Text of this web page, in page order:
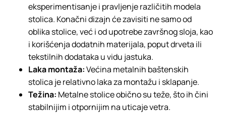
eksperimentisanje i pravljenje različitih modela
stolica. Konačni dizajn će zavisiti ne samo od
oblika stolice, već i od upotrebe završnog sloja, kao
i korišćenja dodatnih materijala, poput drveta ili
tekstilnih dodataka u vidu jastuka.
Laka montaža:Većina metalnih baštenskih
stolica je relativno laka za montažu i sklapanje.
Težina: Metalne stolice obično su teže, što ih čini
stabilnijim i otpornijim na uticaje vetra.